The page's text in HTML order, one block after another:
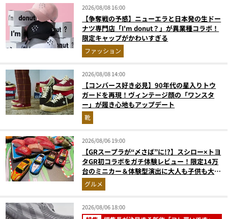
2026/08/08 16:00
【争奪戦の予感】ニューエラと日本発の生ドー
ナツ専門店「I'm donut？」が異業種コラボ！
限定キャップがかわいすぎる
ファッション
2026/08/08 14:00
【コンバース好き必見】90年代の星入りトウ
ガードを再現！ヴィンテージ顔の「ワンスタ
ー」が履き心地もアップデート
靴
2026/08/06 19:00
【GRスープラが“〆さば”に!?】スシロー×トヨ
タGR初コラボをガチ体験レビュー！限定14万
台のミニカー＆体験型演出に大人も子供も大興
奮間違いなし
グルメ
2026/08/06 18:00